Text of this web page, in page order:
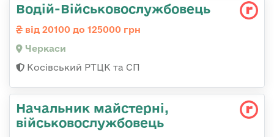
Водій-Військовослужбовець
від 20100 до 125000 грн
Черкаси
Косівський РТЦК та СП
Начальник майстерні,
військовослужбовець